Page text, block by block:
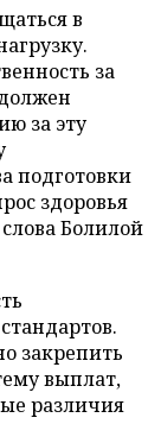
в
за
за эту
подготовки
здоровья
Болилой
закрепить
выплат,
различия